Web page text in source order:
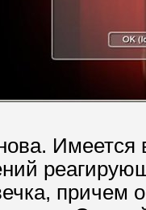
Имеется
причем